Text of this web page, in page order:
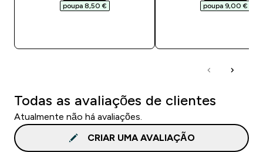
poupa 8,50 €‎
poupa 9,00 €‎
Todas as avaliações de clientes
Atualmente não há avaliações.
CRIAR UMA AVALIAÇÃO